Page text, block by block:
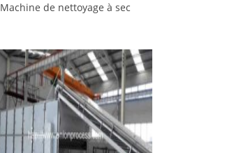
Machine de nettoyage à sec